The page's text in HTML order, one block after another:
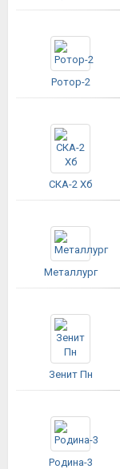
Ротор-2
СКА-2 Хб
Металлург
Зенит Пн
Родина-3